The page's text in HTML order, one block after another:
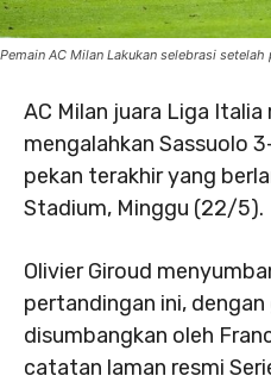
Pemain AC Milan Lakukan selebrasi
AC Milan juara Liga
mengalahkan Sassuolo
pekan terakhir yang
Stadium, Minggu (22/5).
Olivier Giroud
pertandingan ini, dengan
disumbangkan oleh
catatan laman resmi